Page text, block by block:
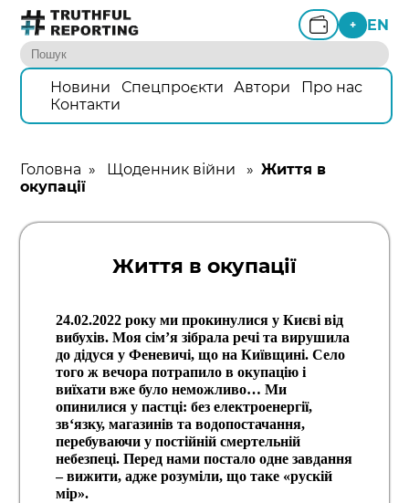
+ EN
Новини Спецпроєкти Автори
Про нас
Контакти
Головна » Щоденник війни »Життя в
окупації
Життя в окупації
24.02.2022 року ми прокинулися у Києві від
вибухів. Моя сім’я зібрала речі та вирушила
до дідуся у Феневичі, що на Київщині. Село
того ж вечора потрапило в окупацію і
виїхати вже було неможливо… Ми
опинилися у пастці: без електроенергії,
зв‘язку, магазинів та водопостачання,
перебуваючи у постійній смертельній
небезпеці. Перед нами постало одне завдання
– вижити, адже розуміли, що таке «рускій
мір».